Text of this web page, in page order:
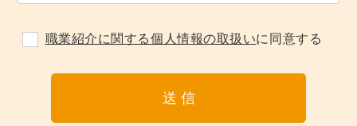
職業紹介に関する個人情報の取扱いに同意する